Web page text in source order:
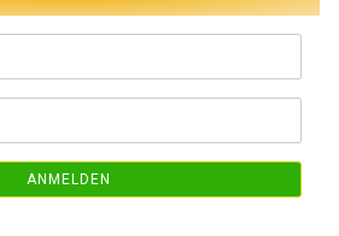
ANMELDEN